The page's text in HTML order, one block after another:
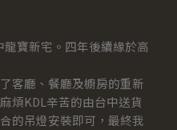
寶新宅。四年後續緣於高
客廳、餐廳及櫥房的重新
煩KDL辛苦的由台中送貨
的吊燈安裝即可，最終我